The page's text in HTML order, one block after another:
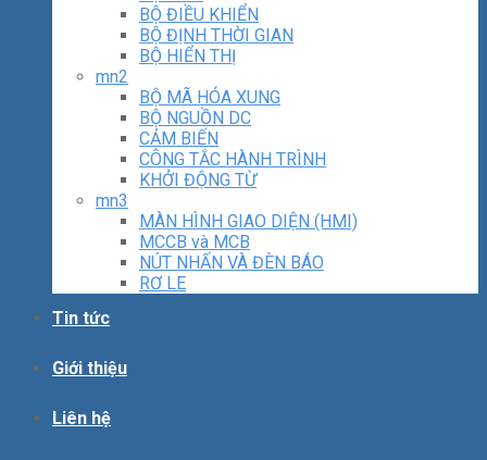
BỘ ĐIỀU KHIỂN
BỘ ĐỊNH THỜI GIAN
BỘ HIỂN THỊ
mn2
BỘ MÃ HÓA XUNG
BỘ NGUỒN DC
CẢM BIẾN
CÔNG TẮC HÀNH TRÌNH
KHỞI ĐỘNG TỪ
mn3
MÀN HÌNH GIAO DIỆN (HMI)
MCCB và MCB
NÚT NHẤN VÀ ĐÈN BÁO
RƠ LE
Tin tức
Giới thiệu
Liên hệ